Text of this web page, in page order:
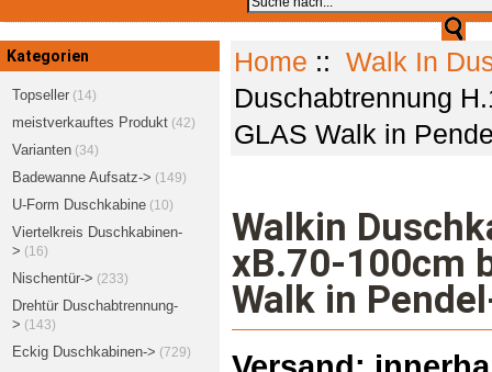
Kategorien
Topseller(14)
meistverkauftes Produkt(42)
Varianten(34)
Badewanne Aufsatz-> (149)
U-Form Duschkabine(10)
Viertelkreis Duschkabinen-
> (16)
Nischentür-> (233)
Drehtür Duschabtrennung-
> (143)
Eckig Duschkabinen-> (729)
Home :: Walk In
Duschabtrennung
GLAS Walk in
Walkin
xB.70-100cm
Walk in